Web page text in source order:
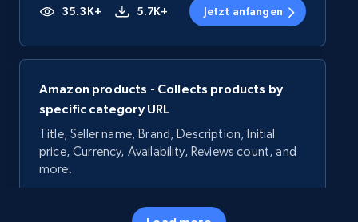
35.3K+ 5.7K+ Jetzt anfangen
Amazon products - Collects products by
specific category URL
Title, Seller name, Brand, Description, Initial
price, Currency, Availability, Reviews count, and
more.
5.7K+ Jetzt anfangen